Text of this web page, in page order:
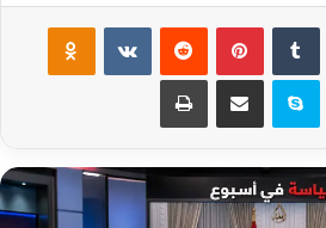
لينكدإن بينتيريست ‏VKontakte
سكايب مشاركة عبر البريد طباعة